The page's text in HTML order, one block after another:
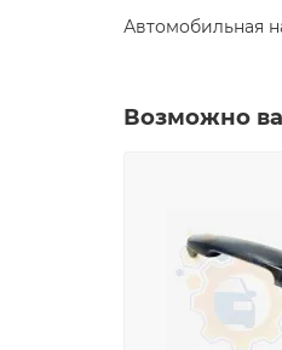
Автомобильная
Возможно